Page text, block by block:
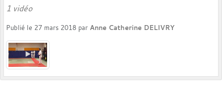
1 vidéo
Publié le 27 mars 2018 par Anne Catherine DELIVRY